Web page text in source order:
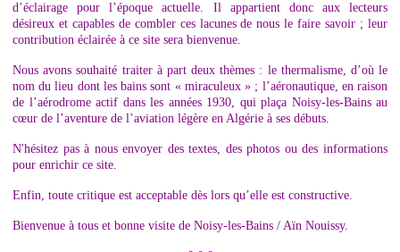
d’éclairage pour l’époque actuelle. Il appartient donc aux lecteurs
désireux et capables de combler ces lacunes de nous le faire savoir ; leur
contribution éclairée à ce site sera bienvenue.
Nous avons souhaité traiter à part deux thèmes : le thermalisme, d’où le
nom du lieu dont les bains sont « miraculeux » ; l’aéronautique, en raison
de l’aérodrome actif dans les années 1930, qui plaça Noisy-les-Bains au
cœur de l’aventure de l’aviation légère en Algérie à ses débuts.
N'hésitez pas à nous envoyer des textes, des photos ou des informations
pour enrichir ce site.
Enfin, toute critique est acceptable dès lors qu’elle est constructive.
Bienvenue à tous et bonne visite de Noisy-les-Bains / Aïn Nouissy.